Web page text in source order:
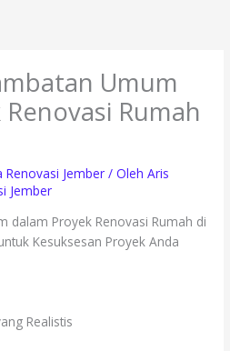
Umum
Rumah
Renovasi Jember / OlehAris
Jember
dalam Proyek Renovasi Rumah di
Kesuksesan Proyek Anda
Realistis